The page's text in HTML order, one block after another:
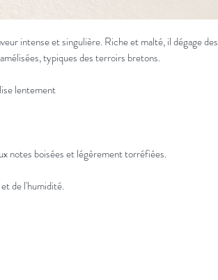
intense et singulière. Riche et malté, il dégage des
typiques des terroirs bretons.
lentement
notes boisées et légèrement torréfiées.
de l'humidité.